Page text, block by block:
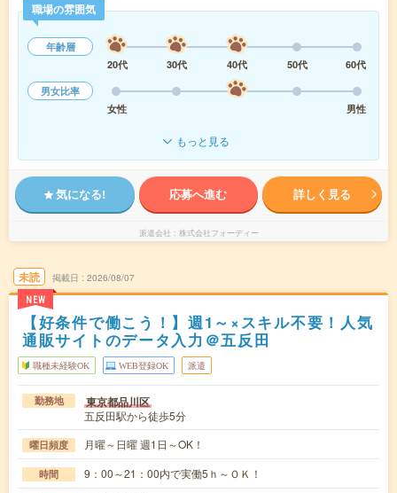
職場の雰囲気
年齢層
20代
30代 40代 50代
60代
男女比率
女性
男性
もっと見る
気になる! 応募へ進む 詳しく見る
派遣会社 株式会社フォーディー
未読
NEW
掲載日 2026/08/07
【好条件で働こう！】週1～×スキル不要！人気
通販サイトのデータ入力＠五反田
職種未経験OK WEB登録OK 派遣
勤務地 東京都品川区
五反田駅から徒歩5分
曜日頻度 月曜～日曜 週1日～OK！
時間 9：00～21：00内で実働5ｈ～ＯＫ！